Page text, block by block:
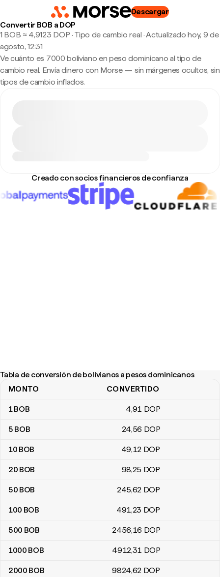
Descargar
Convertir BOB a DOP
1 BOB ≈ 4,9123 DOP · Tipo de cambio real ·Actualizado hoy, 9 de
agosto, 12:31
Ve cuánto es 7000 boliviano en peso dominicano al tipo de
cambio real. Envía dinero con Morse — sin márgenes ocultos, sin
tipos de cambio inflados.
Creado con socios financieros de confianza
Tabla de conversión de bolivianos a pesos dominicanos
Tabla de conversión de bolivianos a pesos dominicanos
MONTO CONVERTIDO
1BOB 4,91 DOP
5 BOB 24,56 DOP
10 BOB 49,12 DOP
20 BOB 98,25 DOP
50 BOB 245,62 DOP
100 BOB 491,23 DOP
500 BOB 2456,16 DOP
1000 BOB 4912,31 DOP
2000 BOB 9824,62 DOP